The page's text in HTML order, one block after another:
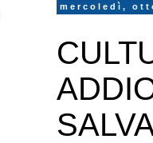
mercoledì,